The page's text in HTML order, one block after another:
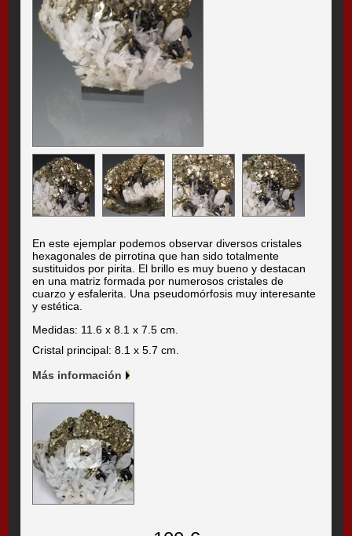
En este ejemplar podemos observar diversos cristales
hexagonales de pirrotina que han sido totalmente
sustituidos por pirita. El brillo es muy bueno y destacan
en una matriz formada por numerosos cristales de
cuarzo y esfalerita. Una pseudomórfosis muy interesante
y estética.
Medidas: 11.6 x 8.1 x 7.5 cm.
Cristal principal: 8.1 x 5.7 cm.
Más información